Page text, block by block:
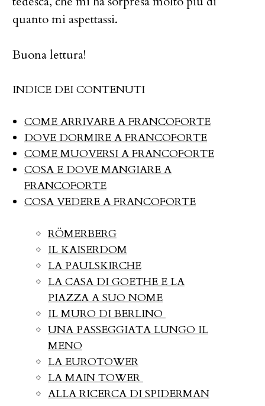
quanto mi aspettassi.
Buona lettura!
INDICE DEI CONTENUTI
COME ARRIVARE A FRANCOFORTE
DOVE DORMIRE A FRANCOFORTE
COME MUOVERSI A FRANCOFORTE
COSA E DOVE MANGIARE A
FRANCOFORTE
COSA VEDERE A FRANCOFORTE
RÖMERBERG
IL KAISERDOM
LA PAULSKIRCHE
LA CASA DI GOETHE E LA
PIAZZA A SUO NOME
IL MURO DI BERLINO
UNA PASSEGGIATA LUNGO IL
MENO
LA EUROTOWER
LA MAIN TOWER
ALLA RICERCA DI SPIDERMAN